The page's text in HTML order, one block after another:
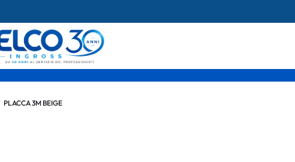
PLACCA 3M BEIGE